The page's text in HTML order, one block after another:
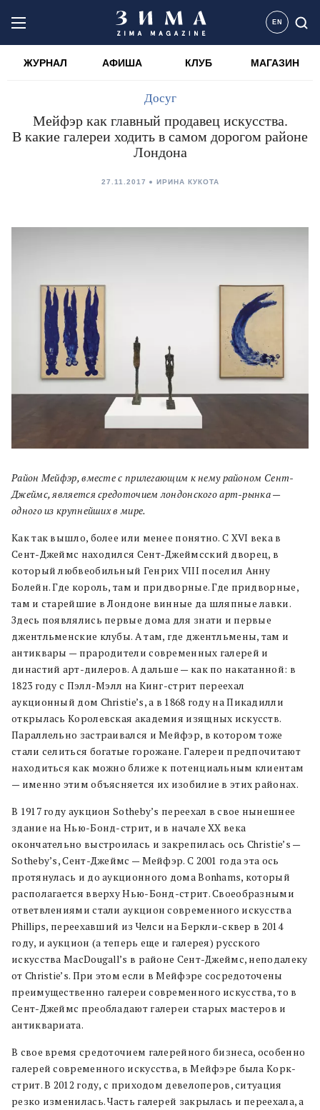
EN
ЖУРНАЛ АФИША КЛУБ МАГАЗИН
Досуг
Мейфэр как главный продавец искусства.
В какие галереи ходить в самом дорогом районе
Лондона
27.11.2017 ИРИНА КУКОТА
Район Мейфэр, вместе с прилегающим к нему районом Сент-
Джеймс, является средоточием лондонского арт-рынка —
одного из крупнейших в мире.
Как так вышло, более или менее понятно. С XVI века в
Сент-Джеймс находился Сент-Джеймсский дворец, в
который любвеобильный Генрих VIII поселил Анну
Болейн. Где король, там и придворные. Где придворные,
там и старейшие в Лондоне винные да шляпные лавки.
Здесь появлялись первые дома для знати и первые
джентльменские клубы. А там, где джентльмены, там и
антиквары — прародители современных галерей и
династий арт-дилеров. А дальше — как по накатанной: в
1823 году с Пэлл-Мэлл на Кинг-стрит переехал
аукционный дом Christie’s, а в 1868 году на Пикадилли
открылась Королевская академия изящных искусств.
Параллельно застраивался и Мейфэр, в котором тоже
стали селиться богатые горожане. Галереи предпочитают
находиться как можно ближе к потенциальным клиентам
— именно этим объясняется их изобилие в этих районах.
В 1917 году аукцион Sotheby’s переехал в свое нынешнее
здание на Нью-Бонд-стрит, и в начале XX века
окончательно выстроилась и закрепилась ось Сhristie’s —
Sotheby’s, Сент-Джеймс — Мейфэр. С 2001 года эта ось
протянулась и до аукционного дома Bonhams, который
располагается вверху Нью-Бонд-стрит. Своеобразными
ответвлениями стали аукцион современного искусства
Phillips, переехавший из Челси на Беркли-сквер в 2014
году, и аукцион (а теперь еще и галерея) русского
искусства MacDougall’s в районе Сент-Джеймс, неподалеку
от Christie’s. При этом если в Мейфэре сосредоточены
преимущественно галереи современного искусства, то в
Сент-Джеймс преобладают галереи старых мастеров и
антиквариата.
В свое время средоточием галерейного бизнеса, особенно
галерей современного искусства, в Мейфэре была Корк-
стрит. В 2012 году, с приходом девелоперов, ситуация
резко изменилась. Часть галерей закрылась и переехала, а